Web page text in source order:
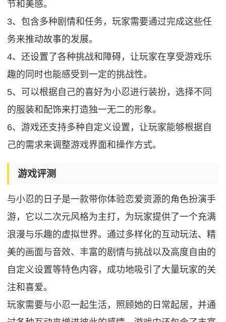
节和美感。
3、包含多种剧情和任务，玩家需要通过完成这些任
务来推动故事的发展。
4、还设置了各种挑战和障碍，让玩家在享受游戏乐
趣的同时也能感受到一定的挑战性。
5、可以根据自己的喜好为小忍进行装扮，选择不同
的服装和配饰来打造独一无二的形象。
6、游戏还支持多种自定义设置，让玩家能够根据自
己的需求来调整游戏界面和操作方式。
游戏评测
与小忍的日子是一款带你体验恋爱资源的角色扮演手
游，它以二次元风格为主打，为玩家提供了一个充满
浪漫与乐趣的虚拟世界。通过多样化的互动玩法、精
美的画面与音效、丰富的剧情与挑战以及高度自由的
自定义设置等特色内容，成功地吸引了大量玩家的关
注和喜爱。
玩家需要与小忍一起生活，照顾她的日常起居，并通